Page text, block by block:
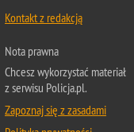
Kontakt z redakcją
Nota prawna
Chcesz wykorzystać materiał
z serwisu Policja.pl.
Zapoznaj się z zasadami